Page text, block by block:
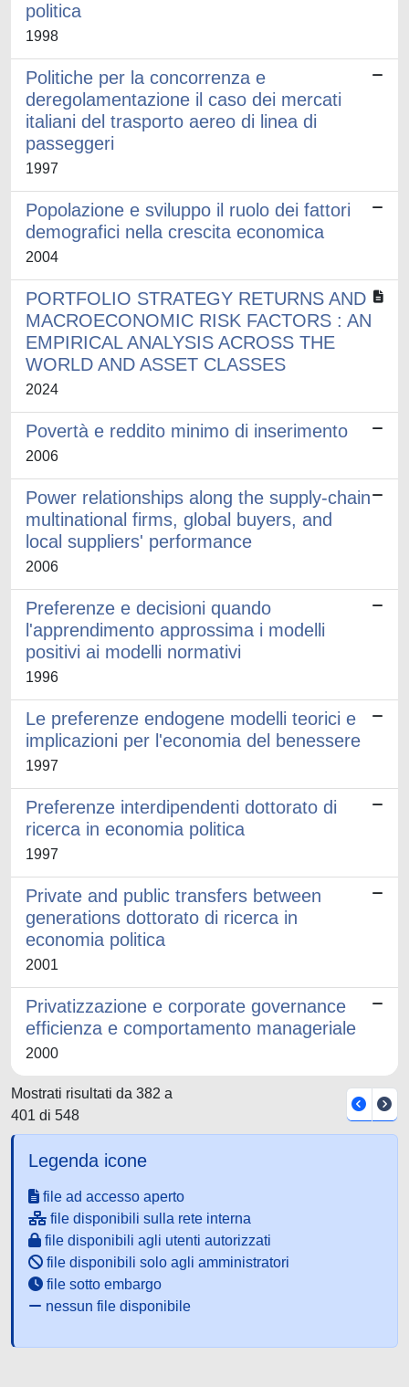
politica
1998
Politiche per la concorrenza e
deregolamentazione il caso dei mercati
italiani del trasporto aereo di linea di
passeggeri
1997
Popolazione e sviluppo il ruolo dei fattori
demografici nella crescita economica
2004
PORTFOLIO STRATEGY RETURNS AND
MACROECONOMIC RISK FACTORS : AN
EMPIRICAL ANALYSIS ACROSS THE
WORLD AND ASSET CLASSES
2024
Povertà e reddito minimo di inserimento
2006
Power relationships along the supply-chain
multinational firms, global buyers, and
local suppliers' performance
2006
Preferenze e decisioni quando
l'apprendimento approssima i modelli
positivi ai modelli normativi
1996
Le preferenze endogene modelli teorici e
implicazioni per l'economia del benessere
1997
Preferenze interdipendenti dottorato di
ricerca in economia politica
1997
Private and public transfers between
generations dottorato di ricerca in
economia politica
2001
Privatizzazione e corporate governance
efficienza e comportamento manageriale
2000
Mostrati risultati da 382 a
401 di 548
Legenda icone
file ad accesso aperto
file disponibili sulla rete interna
file disponibili agli utenti autorizzati
file disponibili solo agli amministratori
file sotto embargo
nessun file disponibile